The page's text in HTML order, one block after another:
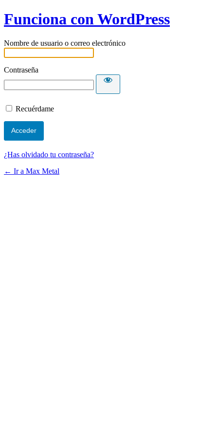
Funciona con WordPress
Nombre de usuario o correo electrónico
Contraseña
Recuérdame
¿Has olvidado tu contraseña?
← Ir a Max Metal